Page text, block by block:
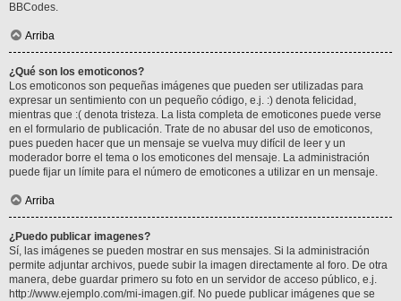
BBCodes.
Arriba
¿Qué son los emoticonos?
Los emoticonos son pequeñas imágenes que pueden ser utilizadas para
expresar un sentimiento con un pequeño código, e.j. :) denota felicidad,
mientras que :( denota tristeza. La lista completa de emoticones puede verse
en el formulario de publicación. Trate de no abusar del uso de emoticonos,
pues pueden hacer que un mensaje se vuelva muy difícil de leer y un
moderador borre el tema o los emoticones del mensaje. La administración
puede fijar un límite para el número de emoticones a utilizar en un mensaje.
Arriba
¿Puedo publicar imagenes?
Sí, las imágenes se pueden mostrar en sus mensajes. Si la administración
permite adjuntar archivos, puede subir la imagen directamente al foro. De otra
manera, debe guardar primero su foto en un servidor de acceso público, e.j.
http://www.ejemplo.com/mi-imagen.gif. No puede publicar imágenes que se